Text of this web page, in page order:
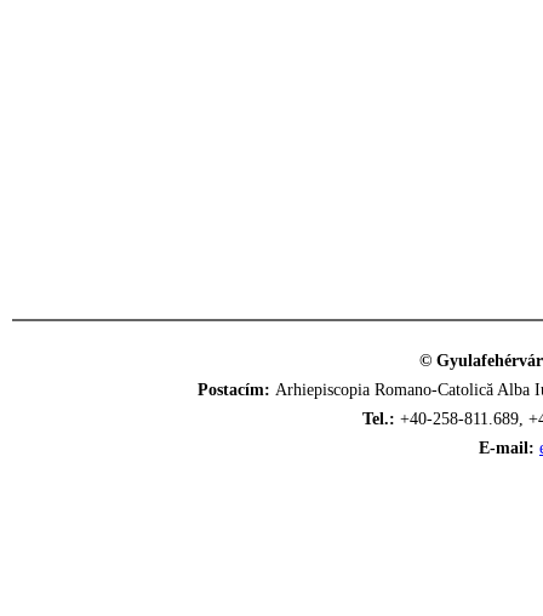
©
Postacím: Arhiepiscopia Romano-Catolică
Tel.: +40-258-811.689,
E-mail: